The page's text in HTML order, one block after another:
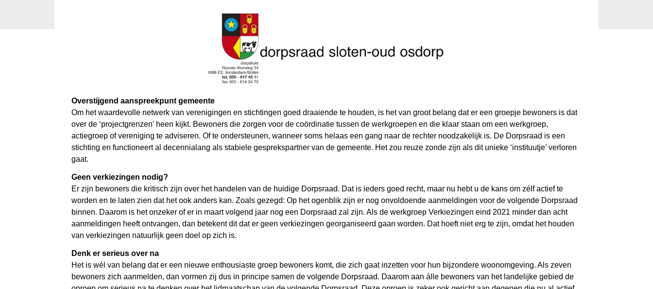
Overstijgend aanspreekpunt gemeente
Om het waardevolle netwerk van verenigingen en stichtingen goed draaiende te houden, is het van groot belang dat er een groepje bewoners is dat
over de ‘projectgrenzen’ heen kijkt. Bewoners die zorgen voor de coördinatie tussen de werkgroepen en die klaar staan om een werkgroep,
actiegroep of vereniging te adviseren. Of te ondersteunen, wanneer soms helaas een gang naar de rechter noodzakelijk is. De Dorpsraad is een
stichting en functioneert al decennialang als stabiele gesprekspartner van de gemeente. Het zou reuze zonde zijn als dit unieke ‘instituutje’ verloren
gaat.
Geen verkiezingen nodig?
Er zijn bewoners die kritisch zijn over het handelen van de huidige Dorpsraad. Dat is ieders goed recht, maar nu hebt u de kans om zélf actief te
worden en te laten zien dat het ook anders kan. Zoals gezegd: Op het ogenblik zijn er nog onvoldoende aanmeldingen voor de volgende Dorpsraad
binnen. Daarom is het onzeker of er in maart volgend jaar nog een Dorpsraad zal zijn. Als de werkgroep Verkiezingen eind 2021 minder dan acht
aanmeldingen heeft ontvangen, dan betekent dit dat er geen verkiezingen georganiseerd gaan worden. Dat hoeft niet erg te zijn, omdat het houden
van verkiezingen natuurlijk geen doel op zich is.
Denk er serieus over na
Het is wél van belang dat er een nieuwe enthousiaste groep bewoners komt, die zich gaat inzetten voor hun bijzondere woonomgeving. Als zeven
bewoners zich aanmelden, dan vormen zij dus in principe samen de volgende Dorpsraad. Daarom aan álle bewoners van het landelijke gebied de